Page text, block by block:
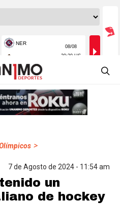
>
7 de Agosto de 2024 - 11:54 am
un
de hockey